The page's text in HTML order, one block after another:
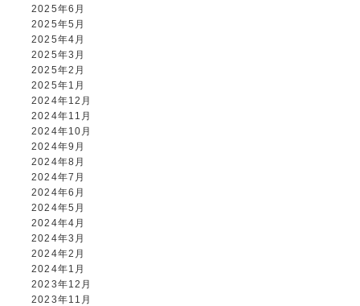
2025年6月
2025年5月
2025年4月
2025年3月
2025年2月
2025年1月
2024年12月
2024年11月
2024年10月
2024年9月
2024年8月
2024年7月
2024年6月
2024年5月
2024年4月
2024年3月
2024年2月
2024年1月
2023年12月
2023年11月